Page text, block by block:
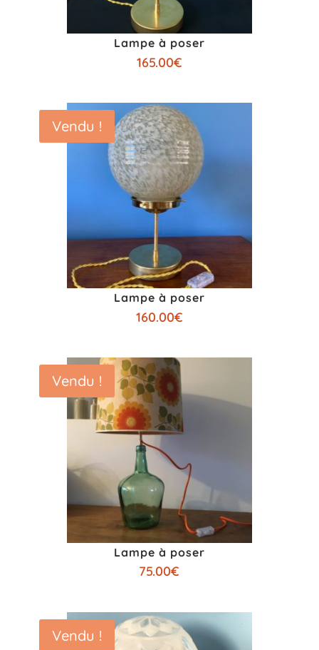
Lampe à poser
165.00€
Lampe à poser
160.00€
Vendu !
Lampe à poser
75.00€
Vendu !
Vendu !